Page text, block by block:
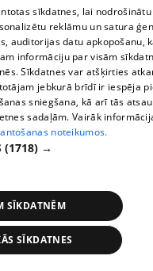
attiecību aizkulises
sīkdatnes, lai
reklāmu un satura
auditorijas datu apkopošanu,
informāciju par visām
Sīkdatnes var atšķirties
jebkurā brīdī ir iespēja
sniegšana, kā arī tās
sadaļām. Vairāk
noteikumos.
(1718) →
SĪKDATNĒM
SĪKDATNES